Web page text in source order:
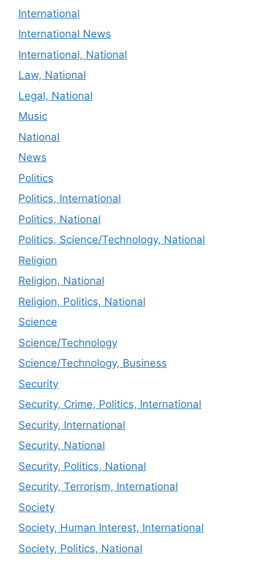
International
International News
International, National
Law, National
Legal, National
Music
National
News
Politics
Politics, International
Politics, National
Politics, Science/Technology, National
Religion
Religion, National
Religion, Politics, National
Science
Science/Technology
Science/Technology, Business
Security
Security, Crime, Politics, International
Security, International
Security, National
Security, Politics, National
Security, Terrorism, International
Society
Society, Human Interest, International
Society, Politics, National